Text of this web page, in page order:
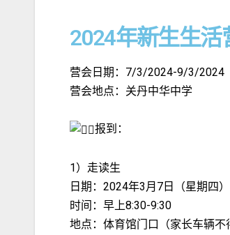
2024年新生生活
营会日期：7/3/2024-9/3/2024
营会地点：关丹中华中学
报到：
1）走读生
日期：2024年3月7日（星期四）
时间：早上8:30-9:30
地点：体育馆门口（家长车辆不